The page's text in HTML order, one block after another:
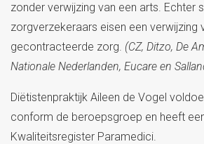
zonder verwijzing van een arts. Echter
zorgverzekeraars eisen een verwijzing
gecontracteerde zorg. (CZ, Ditzo, De
Nationale Nederlanden, Eucare en
Diëtistenpraktijk Aileen de Vogel
conform de beroepsgroep en heeft
Kwaliteitsregister Paramedici.